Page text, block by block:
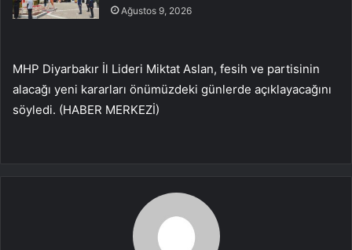
Ağustos 9, 2026
MHP Diyarbakır İl Lideri Miktat Aslan, fesih ve partisinin
alacağı yeni kararları önümüzdeki günlerde açıklayacağını
söyledi. (HABER MERKEZİ)